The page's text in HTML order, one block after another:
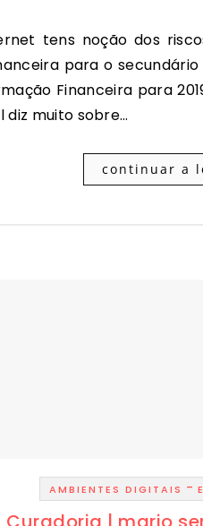
para o
Financeira para
diz muito sobre…
continuar a
AMBIENTES DIGITAIS -